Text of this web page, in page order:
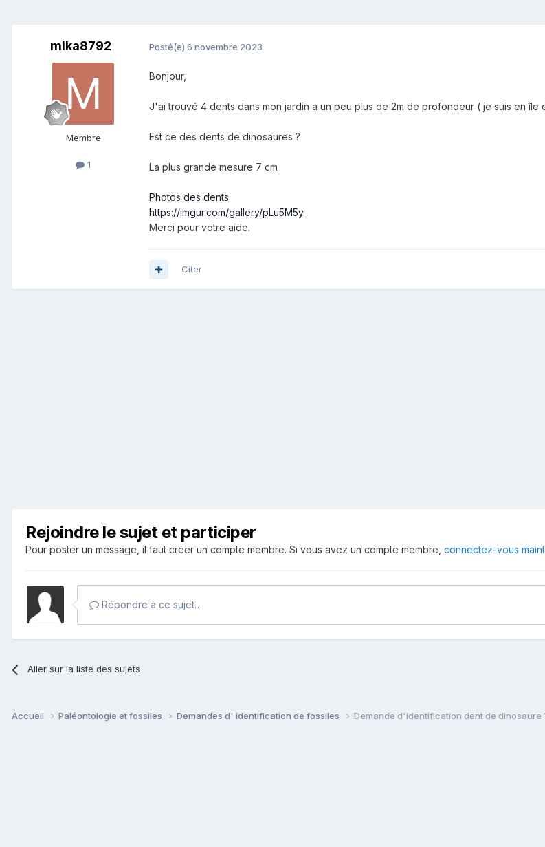
mika8792
Membre
1
Posté(e) 6 novembre 2023
Bonjour,
J'ai trouvé 4 dents dans mon jardin a un peu plus de 2m de profondeur ( je suis en île
Est ce des dents de dinosaures ?
La plus grande mesure 7 cm
Photos des dents
https://imgur.com/gallery/pLu5M5y
Merci pour votre aide.
Citer
Rejoindre le sujet et participer
Pour poster un message, il faut créer un compte membre. Si vous avez un compte membre, connectez-vous
Répondre à ce sujet…
Aller sur la liste des sujets
Accueil Paléontologie et fossiles Demandes d' identification de fossiles Demande d'identification dent de dinosaure